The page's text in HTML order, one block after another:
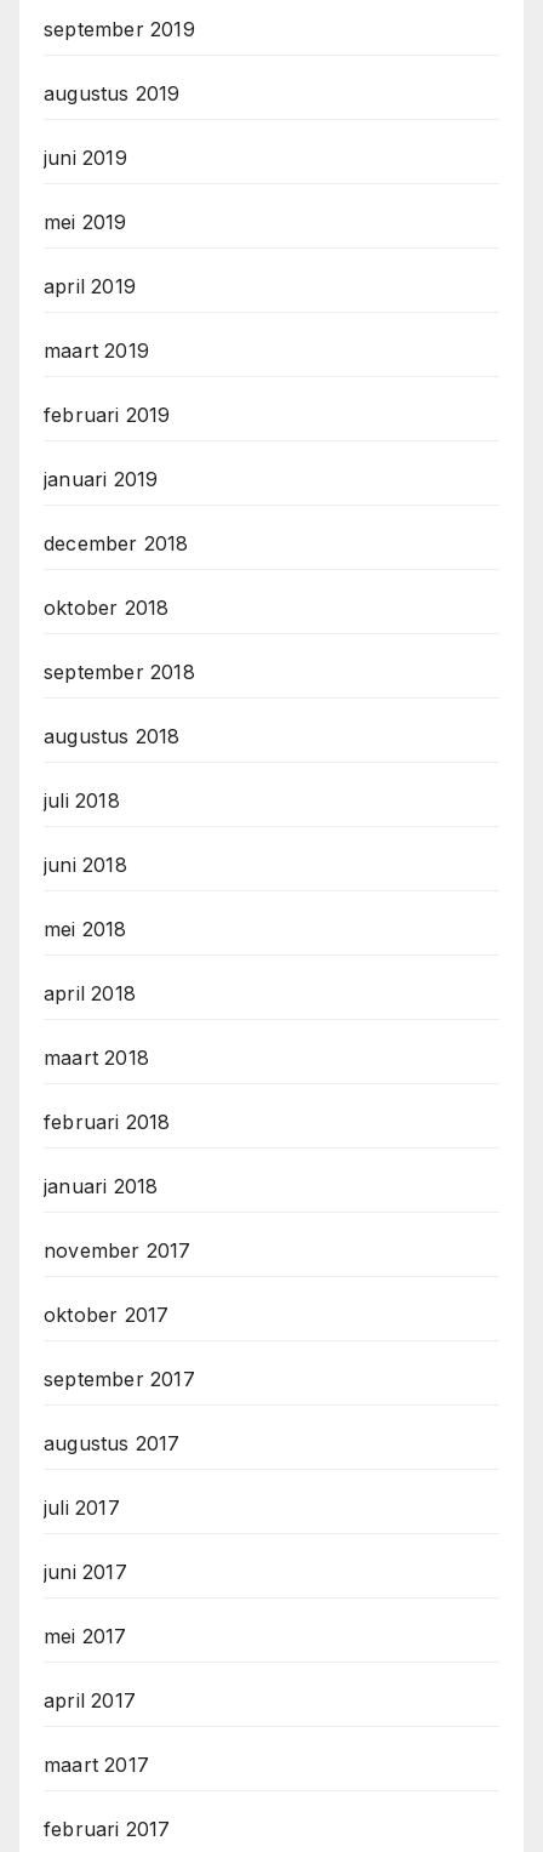
september 2019
augustus 2019
juni 2019
mei 2019
april 2019
maart 2019
februari 2019
januari 2019
december 2018
oktober 2018
september 2018
augustus 2018
juli 2018
juni 2018
mei 2018
april 2018
maart 2018
februari 2018
januari 2018
november 2017
oktober 2017
september 2017
augustus 2017
juli 2017
juni 2017
mei 2017
april 2017
maart 2017
februari 2017